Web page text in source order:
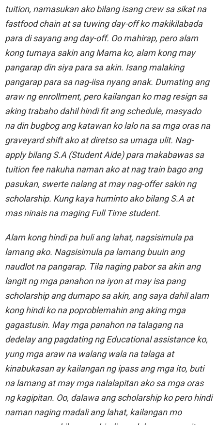
tuition, namasukan ako bilang isang crew sa sikat na
fastfood chain at sa tuwing day-off ko makikilabada
para di sayang ang day-off. Oo mahirap, pero alam
kong tumaya sakin ang Mama ko, alam kong may
pangarap din siya para sa akin. Isang malaking
pangarap para sa nag-iisa nyang anak. Dumating ang
araw ng enrollment, pero kailangan ko mag resign sa
aking trabaho dahil hindi fit ang schedule, masyado
na din bugbog ang katawan ko lalo na sa mga oras na
graveyard shift ako at diretso sa umaga ulit. Nag-
apply bilang S.A (Student Aide) para makabawas sa
tuition fee nakuha naman ako at nag train bago ang
pasukan, swerte nalang at may nag-offer sakin ng
scholarship. Kung kaya huminto ako bilang S.A at
mas ninais na maging Full Time student.
Alam kong hindi pa huli ang lahat, nagsisimula pa
lamang ako. Nagsisimula pa lamang buuin ang
naudlot na pangarap. Tila naging pabor sa akin ang
langit ng mga panahon na iyon at may isa pang
scholarship ang dumapo sa akin, ang saya dahil alam
kong hindi ko na poproblemahin ang aking mga
gagastusin. May mga panahon na talagang na
dedelay ang pagdating ng Educational assistance ko,
yung mga araw na walang wala na talaga at
kinabukasan ay kailangan ng ipass ang mga ito, buti
na lamang at may mga nalalapitan ako sa mga oras
ng kagipitan. Oo, dalawa ang scholarship ko pero hindi
naman naging madali ang lahat, kailangan mo